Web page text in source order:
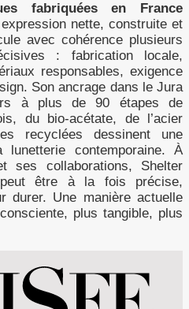
fabriquées en France
nette, construite et
avec cohérence plusieurs
: fabrication locale,
responsables, exigence
Son ancrage dans le Jura
à plus de 90 étapes de
du bio-acétate, de l’acier
recyclées dessinent une
contemporaine. À
ses collaborations, Shelter
peut être à la fois précise,
durer. Une manière actuelle
plus tangible, plus